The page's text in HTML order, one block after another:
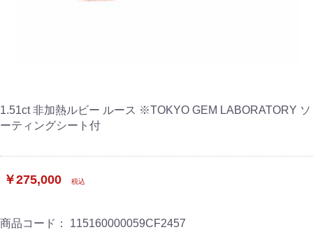
1.51ct 非加熱ルビー ルース ※TOKYO GEM LABORATORY ソ
ーティングシート付
￥275,000 税込
商品コード： 115160000059CF2457